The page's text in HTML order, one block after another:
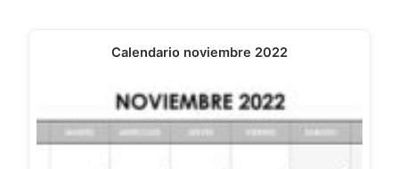
Calendario noviembre 2022